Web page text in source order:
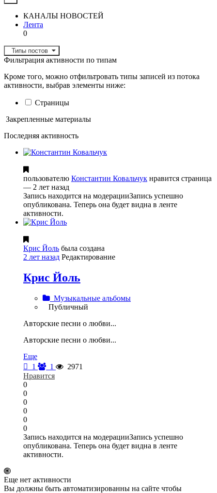
КАНАЛЫ НОВОСТЕЙ
Лента
0
Типы постов
Фильтрация активности по типам
Кроме того, можно отфильтровать типы записей из потока
активности, выбрав элементы ниже:
Страницы
Закрепленные материалы
Последняя активность
пользователю Константин Ковальчук нравится страница
— 2 лет назад
Запись находится на модерацииЗапись успешно
опубликована. Теперь она будет видна в ленте
активности.
Крис Йоль была создана
2 лет назад Редактирование
Крис Йоль
Музыкальные альбомы
Публичный
Авторские песни о любви...
Авторские песни о любви...
Еще
1
1
2971
Нравится
0
0
0
0
0
0
Запись находится на модерацииЗапись успешно
опубликована. Теперь она будет видна в ленте
активности.
Еще нет активности
Вы должны быть автоматизированны на сайте чтобы